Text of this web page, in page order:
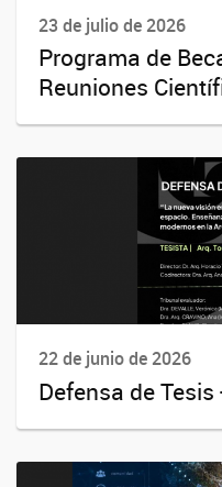
23 de julio de 2026
Programa de
Reuniones
22 de junio de 2026
Defensa de